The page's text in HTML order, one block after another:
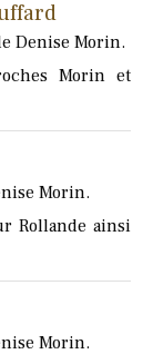
Denise Morin.
Morin et
Morin.
Rollande ainsi
Morin.